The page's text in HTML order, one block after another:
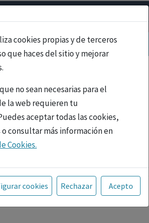
cookies propias y de terceros
que haces del sitio y mejorar
no sean necesarias para el
la web requieren tu
aceptar todas las cookies,
consultar más información en
Cookies.
incluida en la Página Web está
del mercado español y, por
sanitarios legalmente
o dispensar medicamentos
cookies Rechazar Acepto